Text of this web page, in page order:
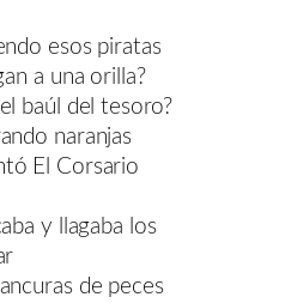
esos piratas
a una orilla?
baúl del tesoro?
naranjas
El Corsario
y llagaba los
de peces